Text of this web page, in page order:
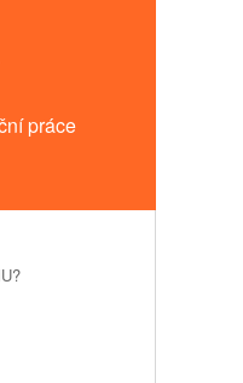
práce